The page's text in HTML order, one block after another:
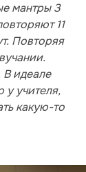
мантры 3
11
Повторяя
идеале
у учителя,
какую-то